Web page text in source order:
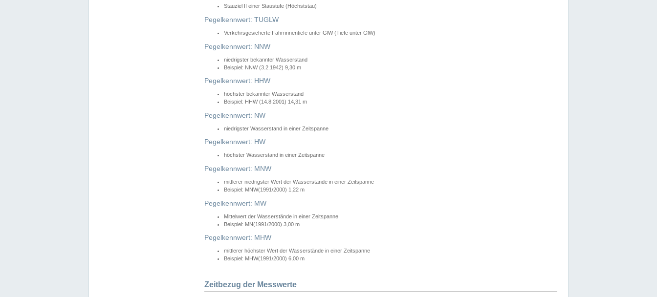
Stauziel II einer Staustufe (Höchststau)
Pegelkennwert: TUGLW
Verkehrsgesicherte Fahrrinnentiefe unter GlW (Tiefe unter GlW)
Pegelkennwert: NNW
niedrigster bekannter Wasserstand
Beispiel: NNW (3.2.1942) 9,30 m
Pegelkennwert: HHW
höchster bekannter Wasserstand
Beispiel: HHW (14.8.2001) 14,31 m
Pegelkennwert: NW
niedrigster Wasserstand in einer Zeitspanne
Pegelkennwert: HW
höchster Wasserstand in einer Zeitspanne
Pegelkennwert: MNW
mittlerer niedrigster Wert der Wasserstände in einer Zeitspanne
Beispiel: MNW(1991/2000) 1,22 m
Pegelkennwert: MW
Mittelwert der Wasserstände in einer Zeitspanne
Beispiel: MN(1991/2000) 3,00 m
Pegelkennwert: MHW
mittlerer höchster Wert der Wasserstände in einer Zeitspanne
Beispiel: MHW(1991/2000) 6,00 m
Zeitbezug der Messwerte